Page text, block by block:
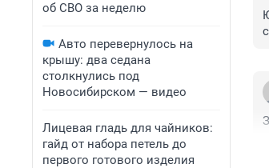
об СВО за неделю
Авто перевернулось на
крышу: два седана
столкнулись под
Новосибирском — видео
Лицевая гладь для чайников:
гайд от набора петель до
первого готового изделия